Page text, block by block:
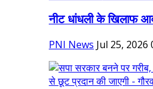
नीट धांधली के खिलाफ
PNI News Jul 25, 2026